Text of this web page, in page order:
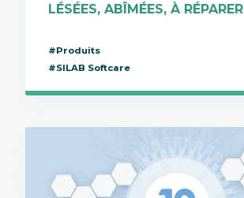
LÉSÉES, ABÎMÉES, À RÉPARER
#Produits
#SILAB Softcare